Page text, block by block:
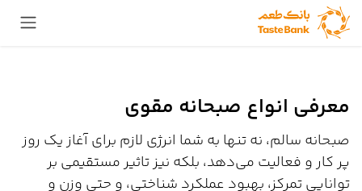
Skip to Content
معرفی انواع صبحانه مقوی
صبحانه سالم، نه تنها به شما انرژی لازم برای آغاز یک روز
پر کار و فعالیت می‌دهد، بلکه نیز تاثیر مستقیمی بر
توانایی تمرکز، بهبود عملکرد شناختی، و حتی وزن و